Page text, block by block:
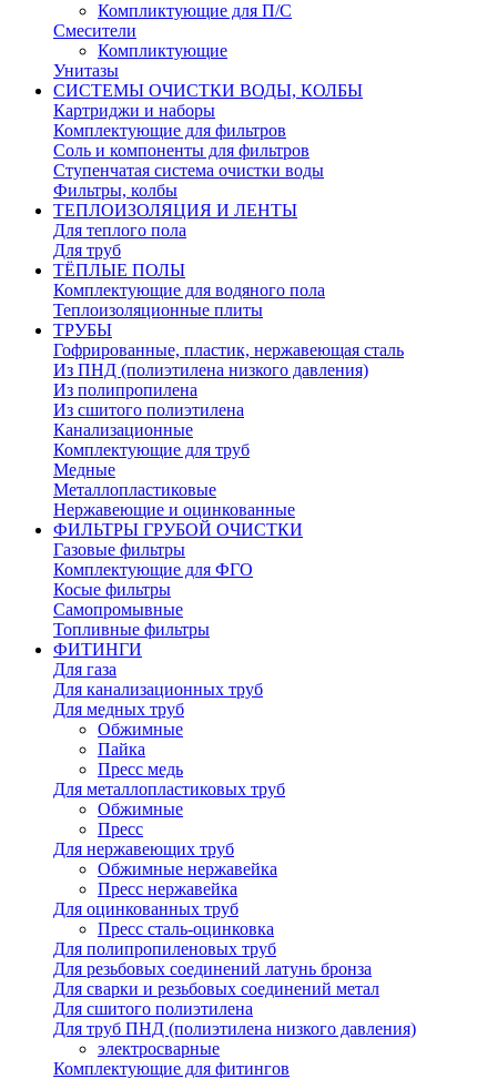
Компликтующие для П/С
Смесители
Компликтующие
Унитазы
СИСТЕМЫ ОЧИСТКИ ВОДЫ, КОЛБЫ
Картриджи и наборы
Комплектующие для фильтров
Соль и компоненты для фильтров
Ступенчатая система очистки воды
Фильтры, колбы
ТЕПЛОИЗОЛЯЦИЯ И ЛЕНТЫ
Для теплого пола
Для труб
ТЁПЛЫЕ ПОЛЫ
Комплектующие для водяного пола
Теплоизоляционные плиты
ТРУБЫ
Гофрированные, пластик, нержавеющая сталь
Из ПНД (полиэтилена низкого давления)
Из полипропилена
Из сшитого полиэтилена
Канализационные
Комплектующие для труб
Медные
Металлопластиковые
Нержавеющие и оцинкованные
ФИЛЬТРЫ ГРУБОЙ ОЧИСТКИ
Газовые фильтры
Комплектующие для ФГО
Косые фильтры
Самопромывные
Топливные фильтры
ФИТИНГИ
Для газа
Для канализационных труб
Для медных труб
Обжимные
Пайка
Пресс медь
Для металлопластиковых труб
Обжимные
Пресс
Для нержавеющих труб
Обжимные нержавейка
Пресс нержавейка
Для оцинкованных труб
Пресс сталь-оцинковка
Для полипропиленовых труб
Для резьбовых соединений латунь бронза
Для сварки и резьбовых соединений метал
Для сшитого полиэтилена
Для труб ПНД (полиэтилена низкого давления)
электросварные
Комплектующие для фитингов